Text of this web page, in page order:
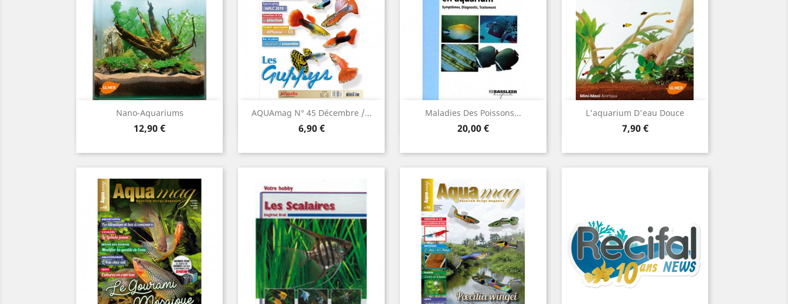
Nano-Aquariums
Prix
12,90 €
Aperçu rapide AQUAmag N° 45 Décembre /...
Prix
6,90 €
Aperçu rapide Maladies Des Poissons...
Prix
20,00 €
Aperçu rapide L'aquarium D'eau Douce
Prix
7,90 €
Aperçu rapide